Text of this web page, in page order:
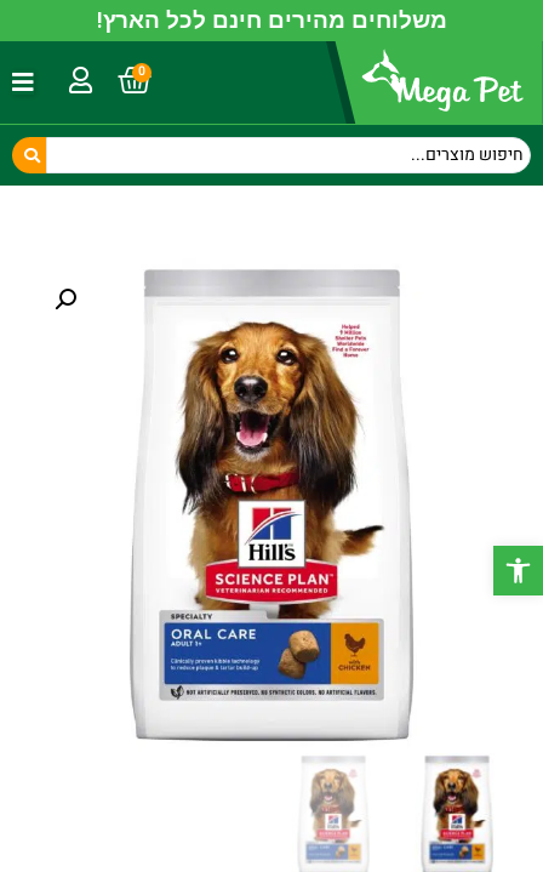
פתח סרגל נגישות
משלוחים מהירים חינם לכל הארץ!
0